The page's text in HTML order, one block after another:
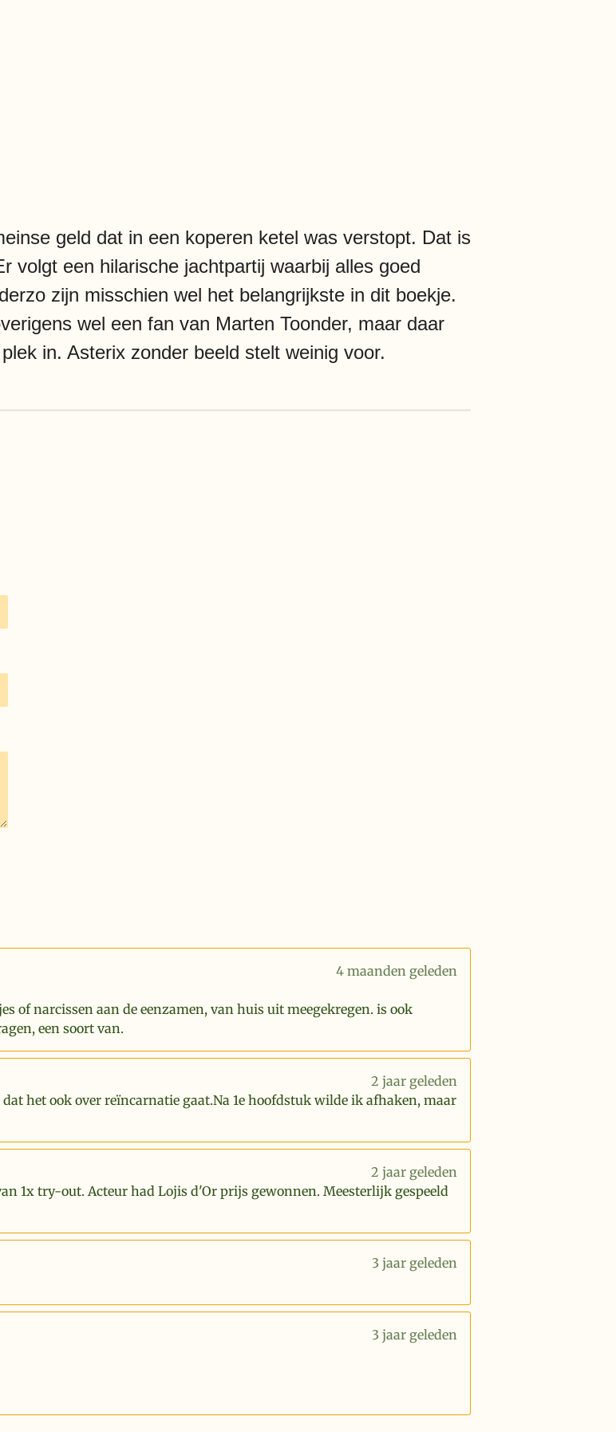
geld dat in een koperen ketel was verstopt. Dat is
volgt een hilarische jachtpartij waarbij alles goed
zijn misschien wel het belangrijkste in dit boekje.
wel een fan van Marten Toonder, maar daar
in. Asterix zonder beeld stelt weinig voor.
4 maanden geleden
of narcissen aan de eenzamen, van huis uit meegekregen. is ook
een soort van.
2 jaar geleden
het ook over reïncarnatie gaat.Na 1e hoofdstuk wilde ik afhaken, maar
2 jaar geleden
1x try-out. Acteur had Lojis d'Or prijs gewonnen. Meesterlijk gespeeld
3 jaar geleden
3 jaar geleden